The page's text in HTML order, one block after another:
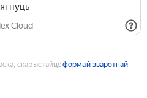
Cloud
скарыстайцеформай зваротнай